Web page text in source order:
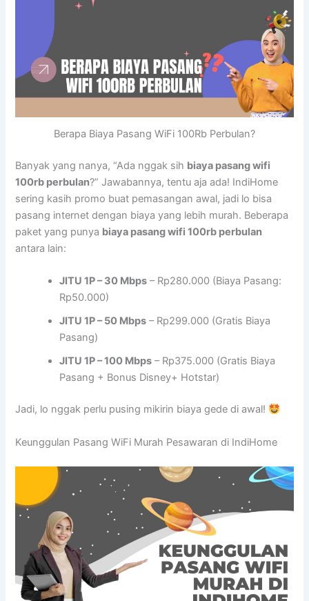
Berapa Biaya Pasang WiFi 100Rb Perbulan?
Banyak yang nanya, “Ada nggak sih biaya pasang wifi
100rb perbulan?” Jawabannya, tentu aja ada! IndiHome
sering kasih promo buat pemasangan awal, jadi lo bisa
pasang internet dengan biaya yang lebih murah. Beberapa
paket yang punya biaya pasang wifi 100rb perbulan
antara lain:
JITU 1P – 30 Mbps – Rp280.000 (Biaya Pasang:
Rp50.000)
JITU 1P – 50 Mbps – Rp299.000 (Gratis Biaya
Pasang)
JITU 1P – 100 Mbps – Rp375.000 (Gratis Biaya
Pasang + Bonus Disney+ Hotstar)
Jadi, lo nggak perlu pusing mikirin biaya gede di awal!
Keunggulan Pasang WiFi Murah Pesawaran di IndiHome